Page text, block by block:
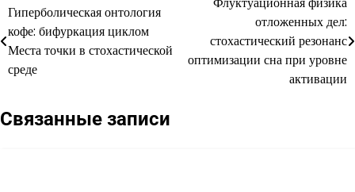
Навигация
по
записям
Гиперболическая онтология
кофе: бифуркация циклом
Места точки в стохастической
среде
отложенных дел:
стохастический резонанс
оптимизации сна при уровне
активации
Связанные записи